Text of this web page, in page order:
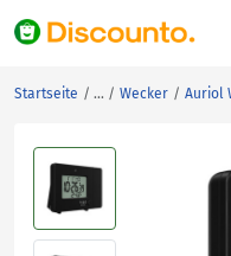
Startseite Wecker Auriol